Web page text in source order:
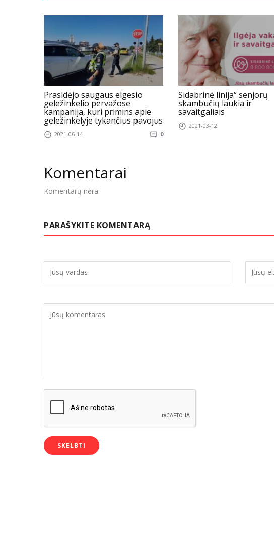
Prasidėjo saugaus elgesio
geležinkelio pervažose
kampanija, kuri primins apie
geležinkelyje tykančius pavojus
2021-06-14 0
Sidabrinė linija“ senjorų
skambučių laukia ir
savaitgaliais
2021-03-12
Komentarai
Komentarų nėra
PARAŠYKITE KOMENTARĄ